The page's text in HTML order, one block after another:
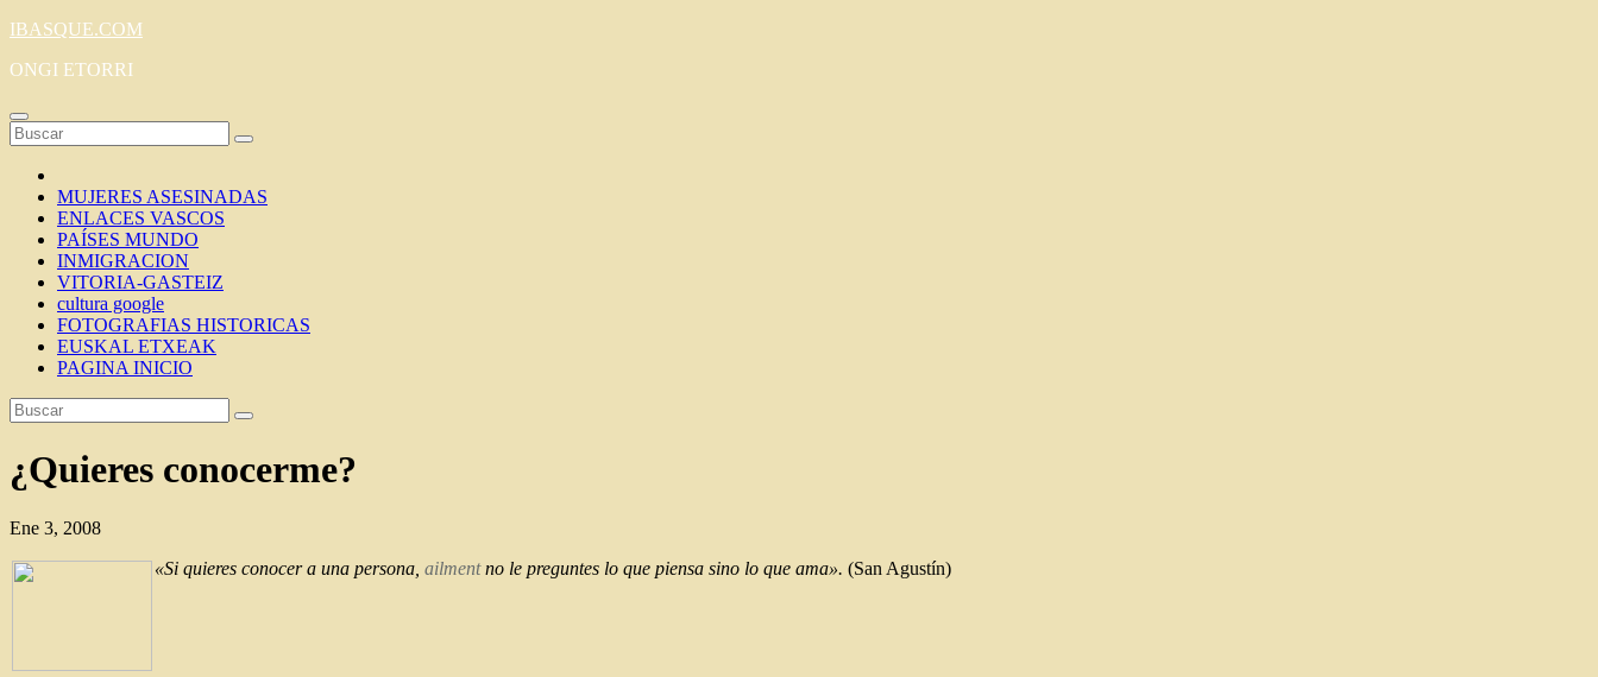
Saltar
contenido
IBASQUE.COM
ONGI ETORRI
MUJERES ASESINADAS
ENLACES VASCOS
PAÍSES MUNDO
INMIGRACION
VITORIA-GASTEIZ
cultura google
FOTOGRAFIAS HISTORICAS
EUSKAL ETXEAK
PAGINA INICIO
¿Quieres conocerme?
Ene 3, 2008
«Si quieres conocer a una persona, ailmentno le preguntes lo que piensa sino lo que ama». (San Agustín)